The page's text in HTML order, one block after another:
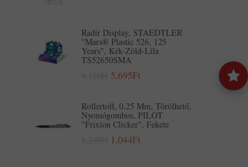
Radír Display, STAEDTLER
"Mars® Plastic 526, 125
Years", Kék-Zöld-Lila
TS52650SMA
5,695Ft
Rollertoll, 0,25 Mm, Törölhető,
Nyomógombos, PILOT
"Frixion Clicker", Fekete
1,044Ft